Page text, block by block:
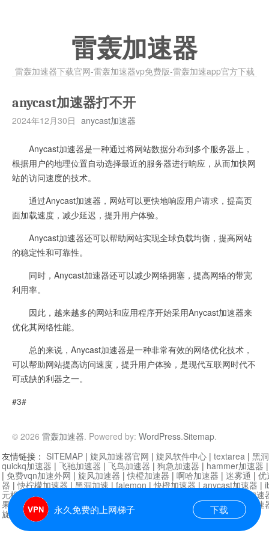
雷轰加速器
雷轰加速器下载官网-雷轰加速器vp免费版-雷轰加速app官方下载
anycast加速器打不开
2024年12月30日 anycast加速器
Anycast加速器是一种通过将网站数据分布到多个服务器上，
根据用户的地理位置自动选择最近的服务器进行响应，从而加快网
站的访问速度的技术。
通过Anycast加速器，网站可以更快地响应用户请求，提高页
面加载速度，减少延迟，提升用户体验。
Anycast加速器还可以帮助网站实现全球负载均衡，提高网站
的稳定性和可靠性。
同时，Anycast加速器还可以减少网络拥塞，提高网络的带宽
利用率。
因此，越来越多的网站和应用程序开始采用Anycast加速器来
优化其网络性能。
总的来说，Anycast加速器是一种非常有效的网络优化技术，
可以帮助网站提高访问速度，提升用户体验，是现代互联网时代不
可或缺的利器之一。
#3#
© 2026 雷轰加速器. Powered by: WordPress.Sitemap.
永久免费的上网梯子 下载
友情链接： SITEMAP | 旋风加速器官网 | 旋风软件中心 | textarea | 黑
quickq加速器 | 飞驰加速器 | 飞鸟加速器 | 狗急加速器 | hammer加速器
| 免费vqn加速外网 | 旋风加速器 |快橙加速器 | 啊哈加速器 | 迷雾通 | 优
器 |快柠檬加速器|黑洞加速|falemon|快橙加速器|anycast加速器 |
元机场加速器
小牛加速
果加速器|黑洞加速|银河加速器|猎豹加速器 海鸥加速器|芒果加速
旋风加速器度器|哔咔漫画|PicACG